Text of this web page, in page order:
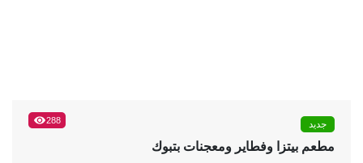
288 جديد
مطعم بيتزا وفطاير ومعجنات بتبوك